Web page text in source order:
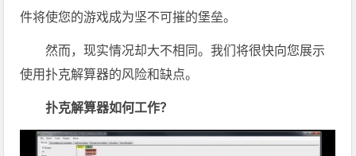
件将使您的游戏成为坚不可摧的堡垒。
然而，现实情况却大不相同。我们将很快向您展示
使用扑克解算器的风险和缺点。
扑克解算器如何工作？